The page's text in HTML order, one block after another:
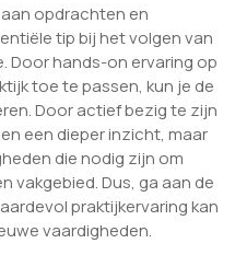
opdrachten en
tip bij het volgen van
Door hands-on ervaring op
toe te passen, kun je de
Door actief bezig te zijn
een dieper inzicht, maar
die nodig zijn om
vakgebied. Dus, ga aan de
praktijkervaring kan
vaardigheden.